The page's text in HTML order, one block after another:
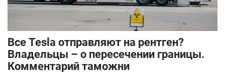
Все Tesla отправляют на рентген?
Владельцы – о пересечении границы.
Комментарий таможни